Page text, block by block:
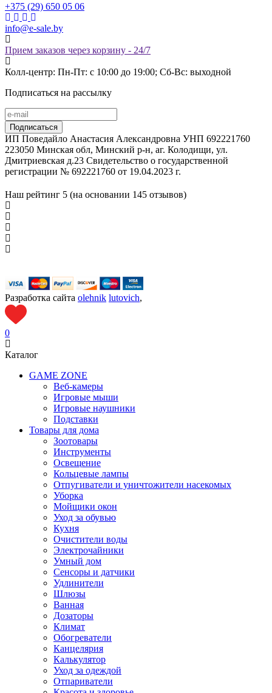
+375 (29) 650 05 06
info@e-sale.by
Прием заказов через корзину - 24/7
Колл-центр: Пн-Пт: с 10:00 до 19:00; Сб-Вс: выходной
Подписаться на рассылку
ИП Поведайло Анастасия Александровна УНП 692221760
223050 Минская обл, Минский р-н, аг. Колодищи, ул.
Дмитриевская д.23 Свидетельство о государственной
регистрации № 692221760 от 19.04.2023 г.
Наш рейтинг 5 (на основании 145 отзывов)
Разработка сайта olehnik lutovich,
0
Каталог
GAME ZONE
Веб-камеры
Игровые мыши
Игровые наушники
Подставки
Товары для дома
Зоотовары
Инструменты
Освещение
Кольцевые лампы
Отпугиватели и уничтожители насекомых
Уборка
Мойщики окон
Уход за обувью
Кухня
Очистители воды
Электрочайники
Умный дом
Сенсоры и датчики
Удлинители
Шлюзы
Ванная
Дозаторы
Климат
Обогреватели
Канцелярия
Калькулятор
Уход за одеждой
Отпариватели